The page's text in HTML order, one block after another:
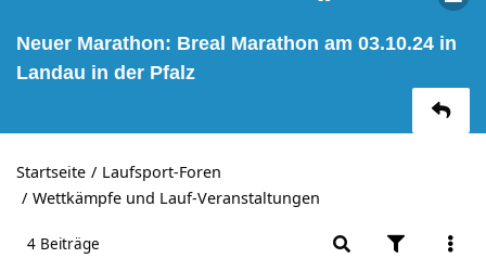
Neuer Marathon: Breal Marathon am 03.10.24 in
Landau in der Pfalz
Startseite
Laufsport-Foren
Wettkämpfe und Lauf-Veranstaltungen
4 Beiträge